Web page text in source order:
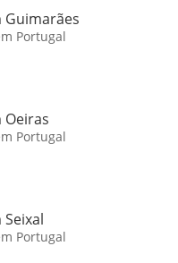
Guimarães
Portugal
Oeiras
Portugal
Portugal